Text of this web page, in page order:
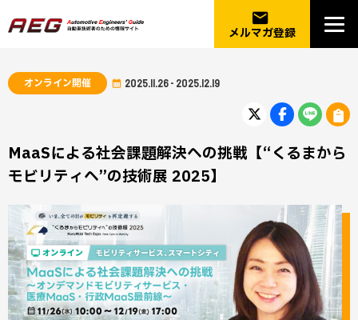
email
メルマガ登録
オンライン開催 2025.11.26 - 2025.12.19
MaaSによる社会課題解決への挑戦【“くるまから
モビリティへ”の技術展 2025】